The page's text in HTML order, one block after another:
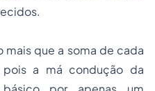
que a soma de cada
pois a má condução da